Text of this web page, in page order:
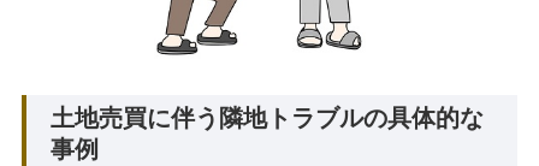
土地売買に伴う隣地トラブルの具体的な
事例